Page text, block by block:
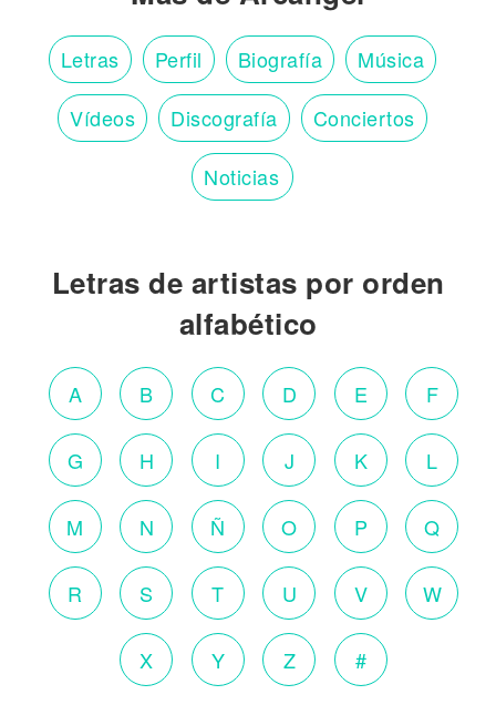
Letras Perfil Biografía Música
Vídeos Discografía Conciertos
Noticias
Letras de artistas por orden
alfabético
A B C D E F
G H I J K L
M N Ñ O P Q
R S T U V W
X Y Z #